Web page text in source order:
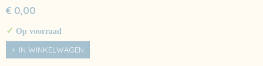
€ 0,00
✓ Op voorraad
IN WINKELWAGEN